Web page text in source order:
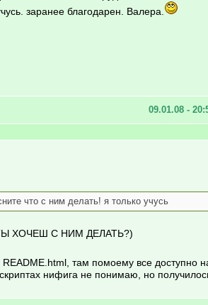
заранее благодарен. Валера.
09.01.08 -
что с ним делать! я только учусь
ХОЧЕШ С НИМ ДЕЛАТЬ?)
README.html, там помоему все доступно
нифига не понимаю, но